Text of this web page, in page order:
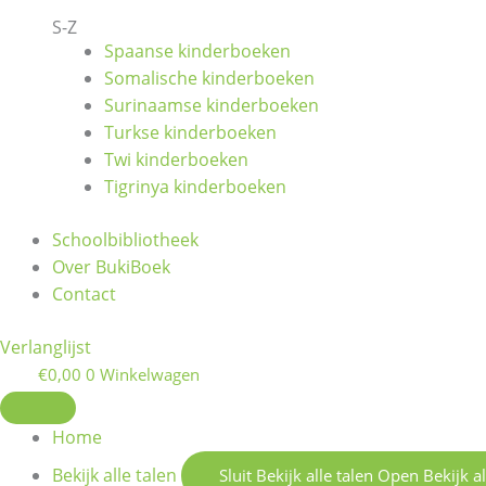
S-Z
Spaanse kinderboeken
Somalische kinderboeken
Surinaamse kinderboeken
Turkse kinderboeken
Twi kinderboeken
Tigrinya kinderboeken
Schoolbibliotheek
Over BukiBoek
Contact
Verlanglijst
€0,00 0 Winkelwagen
Home
Bekijk alle talen
Sluit Bekijk alle talen Open Bekijk